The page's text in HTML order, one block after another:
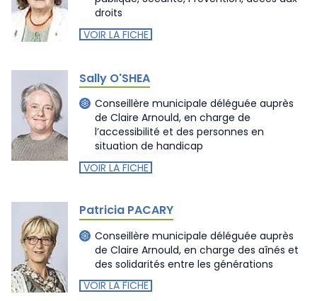
droits
VOIR LA FICHE
Sally O'SHEA
Conseillère municipale déléguée auprès
de Claire Arnould, en charge de
l’accessibilité et des personnes en
situation de handicap
VOIR LA FICHE
Patricia PACARY
Conseillère municipale déléguée auprès
de Claire Arnould, en charge des aînés et
des solidarités entre les générations
VOIR LA FICHE